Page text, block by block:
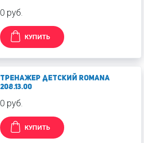
0 руб.
КУПИТЬ
Тренажер детский Romana
208.13.00
0 руб.
КУПИТЬ